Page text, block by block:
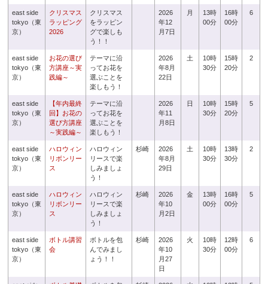
east side
tokyo（東
京）
クリスマス
ラッピング
2026
クリスマス
をラッピン
グで楽しも
う！！
2026
年12
月7日
月
13時
00分
16時
00分
6
east side
tokyo（東
京）
お花の選び
方講座～実
践編～
テーマに沿
ってお花を
選ぶことを
楽しもう！
2026
年8月
22日
土
10時
30分
15時
20分
2
east side
tokyo（東
京）
【年内最終
回】お花の
選び方講座
～実践編～
テーマに沿
ってお花を
選ぶことを
楽しもう！
2026
年11
月8日
日
10時
30分
15時
20分
5
east side
tokyo（東
京）
ハロウィン
リボンリー
ス
ハロウィン
リースで楽
しみましょ
う！
杉崎
2026
年8月
29日
土
10時
30分
13時
30分
2
east side
tokyo（東
京）
ハロウィン
リボンリー
ス
ハロウィン
リースで楽
しみましょ
う！
杉崎
2026
年10
月2日
金
13時
00分
16時
00分
5
east side
tokyo（東
京）
ボトル講習
会
ボトルを包
んでみまし
ょう！！
杉崎
2026
年10
月27
日
火
10時
30分
12時
00分
6